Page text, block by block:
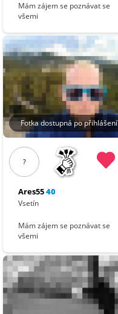
Mám zájem se poznávat se
všemi
Fotka dostupná po přihlášení
?
Ares5540
Vsetín
Mám zájem se poznávat se
všemi